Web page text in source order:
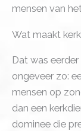
mensen van
Wat maakt
Dat was
ongeveer zo:
mensen op
dan een
dominee die